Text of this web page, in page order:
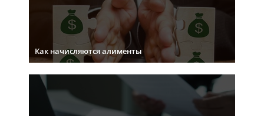
Как начисляются алименты